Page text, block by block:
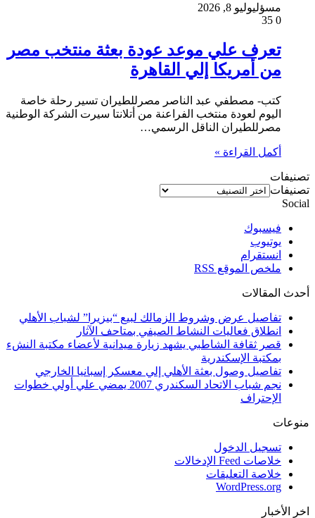
مسؤليوليو 8, 2026
0
تعرف علي موعد عودة بعثة منتخب مصر
من أمريكا إلي القاهرة
كتب- مصطفي عبد الناصر مصرللطيران تسير رحلة خاصة
اليوم لعودة منتخب الفراعنة من أتلانتا سيرت الشركة الوطنية
مصرللطيران الناقل الرسمي…
أكمل القراءة »
تصنيفات
تصنيفات
Social
فيسبوك
يوتيوب
انستقرام
ملخص الموقع RSS
أحدث المقالات
تفاصيل عرض وشروط الزمالك لبيع “بيزيرا” لشباب الأهلي
انطلاق فعاليات النشاط الصيفي بمتاحف الآثار
قصر ثقافة الشاطبي يشهد زيارة ميدانية لأعضاء مكتبة النشء
بمكتبة الإسكندرية
تفاصيل وصول بعثة الأهلي إلي معسكر إسبانيا الخارجي
نجم شباب الاتحاد السكندري 2007 يمضي علي أولي خطوات
الإحتراف
منوعات
تسجيل الدخول
خلاصات Feed الإدخالات
خلاصة التعليقات
WordPress.org
اخر الأخبار